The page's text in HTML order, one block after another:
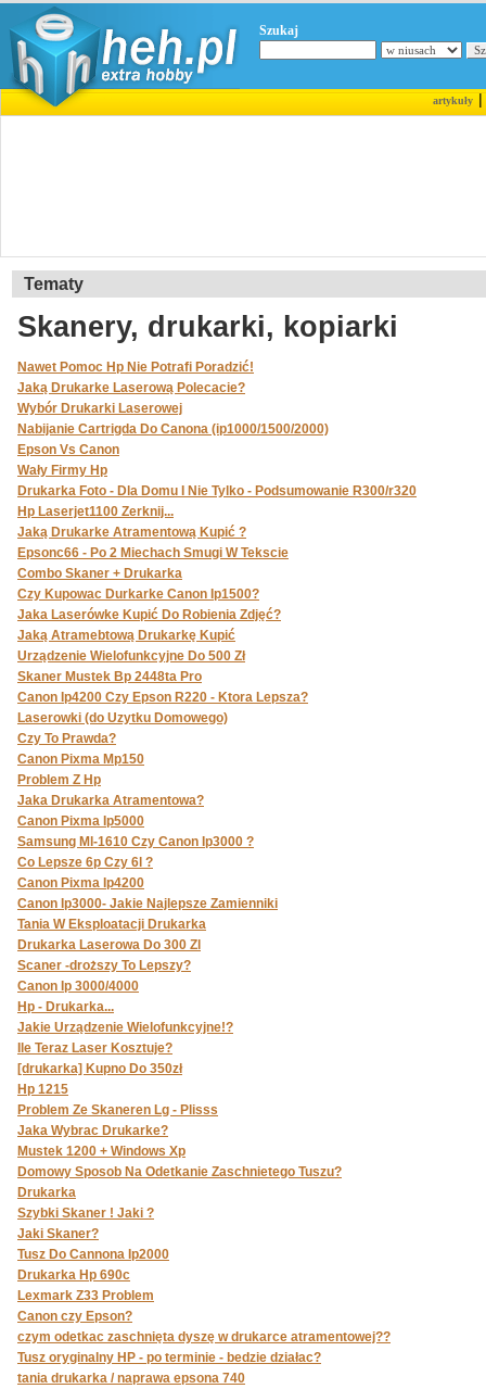
Szukaj
artykuły|
Tematy
Skanery, drukarki, kopiarki
Nawet Pomoc Hp Nie Potrafi Poradzić!
Jaką Drukarke Laserową Polecacie?
Wybór Drukarki Laserowej
Nabijanie Cartrigda Do Canona (ip1000/1500/2000)
Epson Vs Canon
Wały Firmy Hp
Drukarka Foto - Dla Domu I Nie Tylko - Podsumowanie R300/r320
Hp Laserjet1100 Zerknij...
Jaką Drukarke Atramentową Kupić ?
Epsonc66 - Po 2 Miechach Smugi W Tekscie
Combo Skaner + Drukarka
Czy Kupowac Durkarke Canon Ip1500?
Jaka Laserówke Kupić Do Robienia Zdjęć?
Jaką Atramebtową Drukarkę Kupić
Urządzenie Wielofunkcyjne Do 500 Zł
Skaner Mustek Bp 2448ta Pro
Canon Ip4200 Czy Epson R220 - Ktora Lepsza?
Laserowki (do Uzytku Domowego)
Czy To Prawda?
Canon Pixma Mp150
Problem Z Hp
Jaka Drukarka Atramentowa?
Canon Pixma Ip5000
Samsung Ml-1610 Czy Canon Ip3000 ?
Co Lepsze 6p Czy 6l ?
Canon Pixma Ip4200
Canon Ip3000- Jakie Najlepsze Zamienniki
Tania W Eksploatacji Drukarka
Drukarka Laserowa Do 300 Zl
Scaner -droższy To Lepszy?
Canon Ip 3000/4000
Hp - Drukarka...
Jakie Urządzenie Wielofunkcyjne!?
Ile Teraz Laser Kosztuje?
[drukarka] Kupno Do 350zł
Hp 1215
Problem Ze Skaneren Lg - Plisss
Jaka Wybrac Drukarke?
Mustek 1200 + Windows Xp
Domowy Sposob Na Odetkanie Zaschnietego Tuszu?
Drukarka
Szybki Skaner ! Jaki ?
Jaki Skaner?
Tusz Do Cannona Ip2000
Drukarka Hp 690c
Lexmark Z33 Problem
Canon czy Epson?
czym odetkac zaschnięta dyszę w drukarce atramentowej??
Tusz oryginalny HP - po terminie - bedzie działac?
tania drukarka / naprawa epsona 740